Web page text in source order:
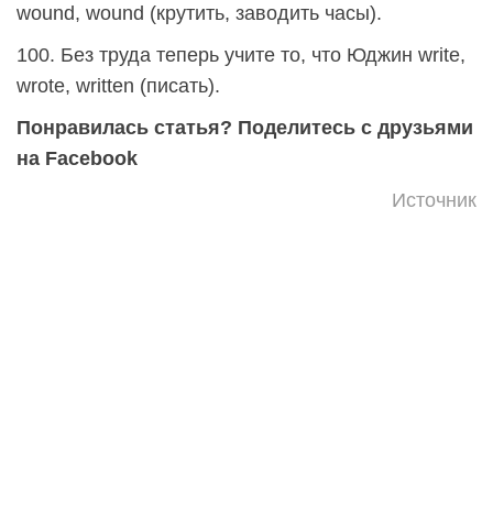
wound, wound (крутить, заводить часы).
100. Без труда теперь учите то, что Юджин write,
wrote, written (писать).
Понравилась статья? Поделитесь с друзьями
на Facebook
Источник